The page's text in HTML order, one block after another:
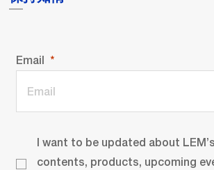
Email
I want to be updated about
contents, products, upcoming